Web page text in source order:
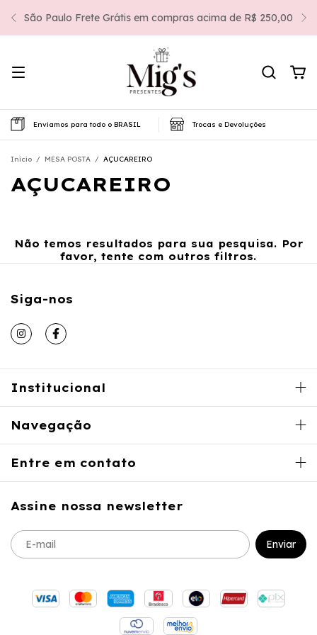
São Paulo Frete Grátis em compras acima de R$ 250,00
Enviamos para todo o BRASIL Trocas e Devoluções
Início / MESA POSTA / AÇUCAREIRO
AÇUCAREIRO
Não temos resultados para sua pesquisa. Por
favor, tente com outros filtros.
Siga-nos
Institucional
Navegação
Entre em contato
Assine nossa newsletter